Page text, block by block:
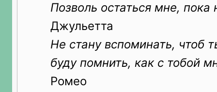
Позволь остаться мне,
Джульетта
Не стану вспоминать, чтоб
буду помнить, как с тобой
Ромео